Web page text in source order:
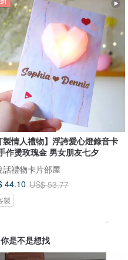
製情人禮物】浮誇愛心燈錄音卡
作燙玫瑰金 男女朋友七夕
話禮物卡片部屋
44.10 US$ 53.77
製
你是不是想找